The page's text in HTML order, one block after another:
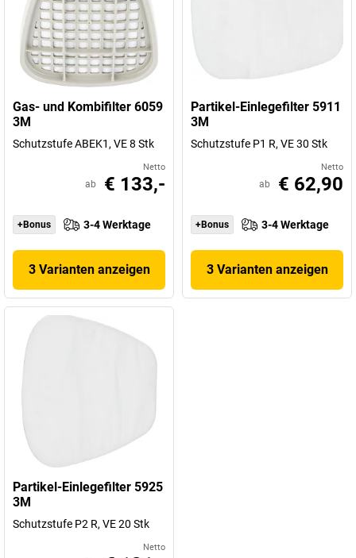
Gas- und Kombifilter 6059
3M
Schutzstufe ABEK1, VE 8 Stk
Netto
ab € 133,-
+Bonus 3-4 Werktage
3 Varianten anzeigen
Partikel-Einlegefilter 5911
3M
Schutzstufe P1 R, VE 30 Stk
Netto
ab € 62,90
+Bonus 3-4 Werktage
3 Varianten anzeigen
Partikel-Einlegefilter 5925
3M
Schutzstufe P2 R, VE 20 Stk
Netto